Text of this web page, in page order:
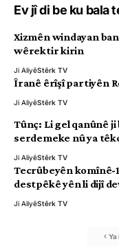
Ev jî di be ku bala
Xizmên windayan
wêrektir kirin
Ji AliyêStêrk TV
Îranê êrîşî partiyên
Ji AliyêStêrk TV
Tûnç: Li gel qanûnê
serdemeke nû ya
Ji AliyêStêrk TV
Tecrûbeyên komînê-
destpêkê yên li dijî
Ji AliyêStêrk TV
Ya